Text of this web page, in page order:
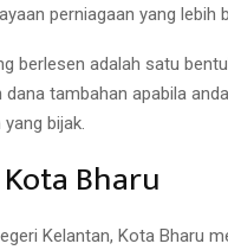
perniagaan yang lebih
berlesen adalah satu
dana tambahan apabila
bijak.
Bharu
Kelantan, Kota Bharu